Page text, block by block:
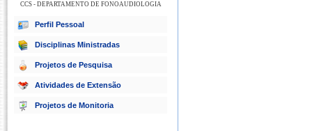
CCS - DEPARTAMENTO DE FONOAUDIOLOGIA
Perfil Pessoal
Disciplinas Ministradas
Projetos de Pesquisa
Atividades de Extensão
Projetos de Monitoria